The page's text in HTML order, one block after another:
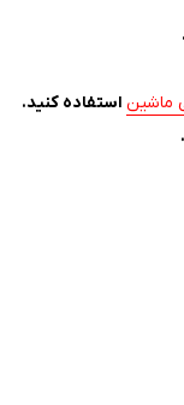
ماشین استفاده کنید.